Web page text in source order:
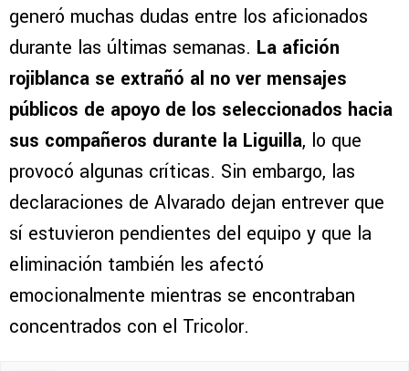
generó muchas dudas entre los aficionados
durante las últimas semanas. La afición
rojiblanca se extrañó al no ver mensajes
públicos de apoyo de los seleccionados hacia
sus compañeros durante la Liguilla, lo que
provocó algunas críticas. Sin embargo, las
declaraciones de Alvarado dejan entrever que
sí estuvieron pendientes del equipo y que la
eliminación también les afectó
emocionalmente mientras se encontraban
concentrados con el Tricolor.